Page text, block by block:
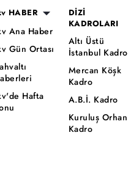
HABER
Ana Haber
Gün Ortası
Hafta
DİZİ
KADROLARI
Altı Üstü
İstanbul Kadro
Mercan Köşk
Kadro
A.B.İ. Kadro
Kuruluş Orhan
Kadro